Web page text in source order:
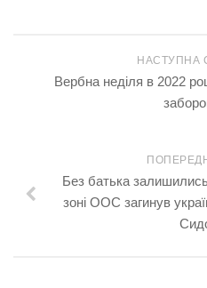
НАСТУПНА
Вербна неділя в 2022
Без батька
зоні ООС загинув